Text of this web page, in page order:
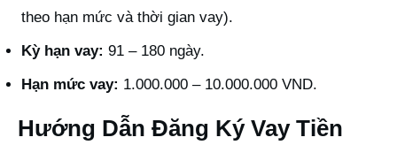
theo hạn mức và thời gian vay).
Kỳ hạn vay: 91 – 180 ngày.
Hạn mức vay: 1.000.000 – 10.000.000 VND.
Hướng Dẫn Đăng Ký Vay Tiền